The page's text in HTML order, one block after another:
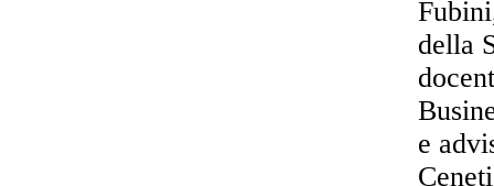
della
e